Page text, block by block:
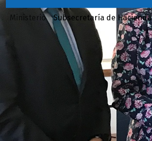
Ministerio Subsecretaría de Hacienda